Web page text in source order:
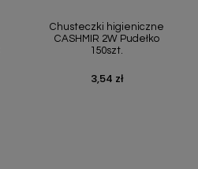
Chusteczki higieniczne
CASHMIR 2W Pudełko
150szt.
Cena
3,54 zł